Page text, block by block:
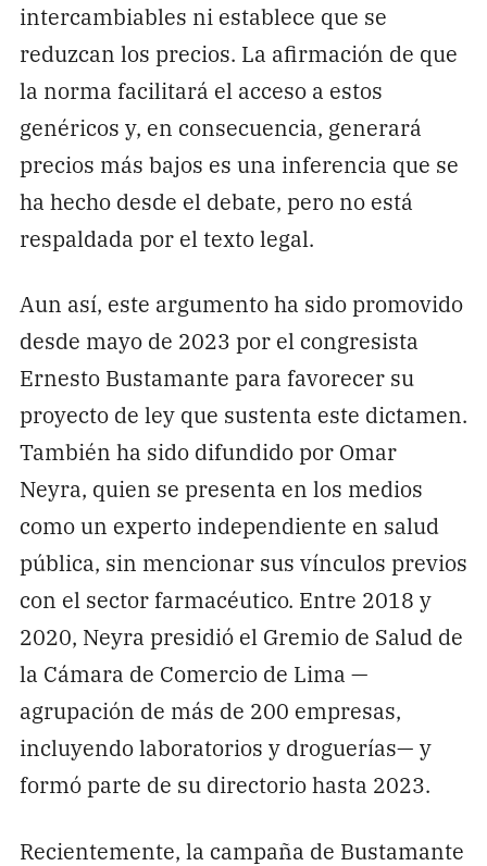
intercambiables ni establece que se
reduzcan los precios. La afirmación de que
la norma facilitará el acceso a estos
genéricos y, en consecuencia, generará
precios más bajos es una inferencia que se
ha hecho desde el debate, pero no está
respaldada por el texto legal.
Aun así, este argumento ha sido promovido
desde mayo de 2023 por el congresista
Ernesto Bustamante para favorecer su
proyecto de ley que sustenta este dictamen.
También ha sido difundido por Omar
Neyra, quien se presenta en los medios
como un experto independiente en salud
pública, sin mencionar sus vínculos previos
con el sector farmacéutico. Entre 2018 y
2020, Neyra presidió el Gremio de Salud de
la Cámara de Comercio de Lima —
agrupación de más de 200 empresas,
incluyendo laboratorios y droguerías— y
formó parte de su directorio hasta 2023.
Recientemente, la campaña de Bustamante